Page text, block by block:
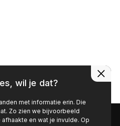
wil je dat?
met informatie erin. Die
Zo zien we bijvoorbeeld
afhaakte en wat je invulde. Op